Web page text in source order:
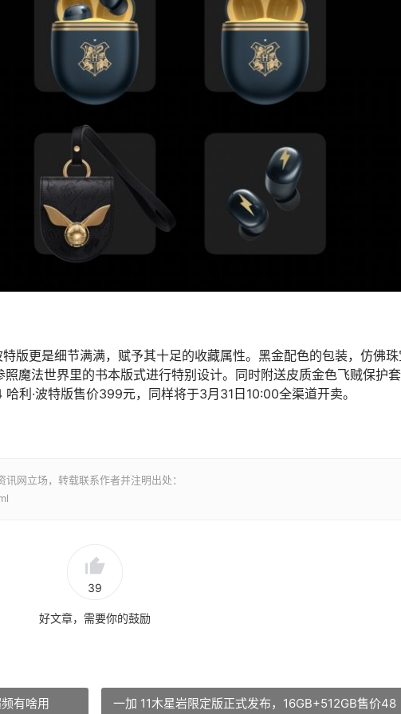
版更是细节满满，赋予其十足的收藏属性。黑⾦配色的包装，仿佛
魔法世界里的书本版式进行特别设计。同时附送皮质⾦色飞贼保护
利·波特版售价399元，同样将于3月31日10:00全渠道开卖。
网立场，转载联系作者并注明出处：
39
好文章，需要你的鼓励
有啥用 一加 11木星岩限定版正式发布，16GB+512GB售价48